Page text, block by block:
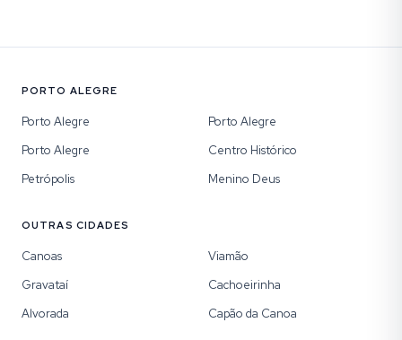
PORTO ALEGRE
Porto Alegre
Porto Alegre
Porto Alegre
Centro Histórico
Petrópolis
Menino Deus
OUTRAS CIDADES
Canoas
Viamão
Gravataí
Cachoeirinha
Alvorada
Capão da Canoa